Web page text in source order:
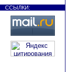
ССЫЛКИ: